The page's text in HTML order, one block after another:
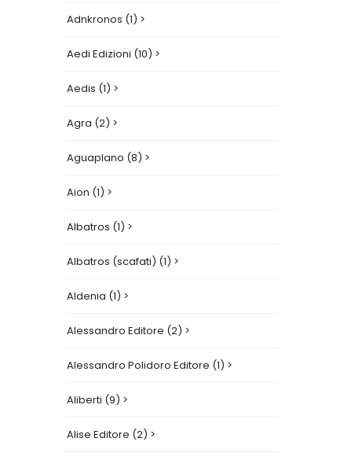
Adnkronos (1) >
Aedi Edizioni (10) >
Aedis (1) >
Agra (2) >
Aguaplano (8) >
Aion (1) >
Albatros (1) >
Albatros (scafati) (1) >
Aldenia (1) >
Alessandro Editore (2) >
Alessandro Polidoro Editore (1) >
Aliberti (9) >
Alise Editore (2) >